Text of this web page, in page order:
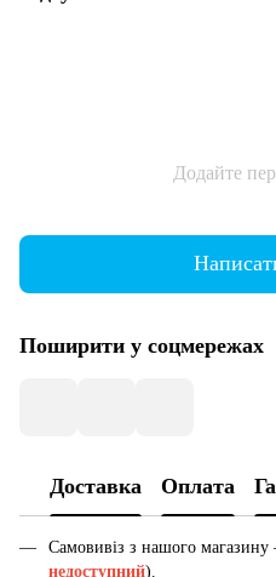
Додайте
Поширити у соцмережах
Доставка Оплата
Самовивіз з нашого
недоступний).